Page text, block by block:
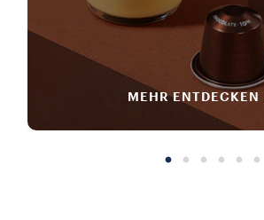
MEHR ENTDECKEN